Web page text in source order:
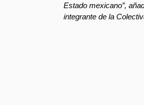
Estado mexicano”,
integrante de la